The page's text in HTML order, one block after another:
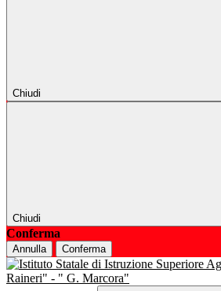
Chiudi
Chiudi
Conferma
Annulla Conferma